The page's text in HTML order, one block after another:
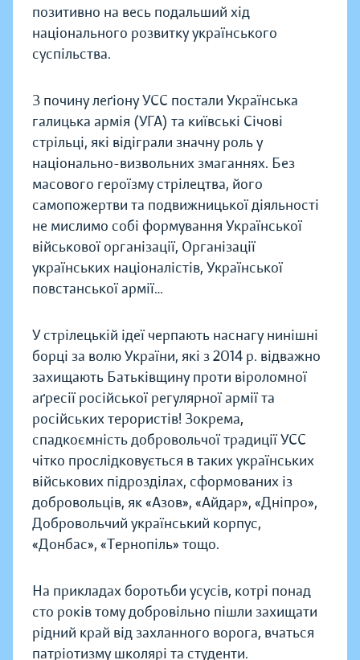
позитивно на весь подальший хiд
нацiонального розвитку українського
суспiльства.
З почину леґіону УСС постали Українська
галицька армія (УГА) та київськi Сiчовi
стрiльцi, які відіграли значну роль у
національно-визвольних змаганнях. Без
масового героїзму стрілецтва, його
самопожертви та подвижницької діяльності
не мислимо собі формування Української
вiйськової органiзацiї, Органiзацiї
українських нацiоналiстiв, Української
повстанської армiї…
У стрiлецькій ідеї черпають наснагу нинішні
борці за волю України, які з 2014 р. відважно
захищають Батьківщину проти віроломної
аґресії російської регулярної армії та
російських терористів! Зокрема,
спадкоємність добровольчої традиції УСС
чітко прослідковується в таких українських
військових підрозділах, сформованих із
добровольців, як «Азов», «Айдар», «Дніпро»,
Добровольчий український корпус,
«Донбас», «Тернопіль» тощо.
На прикладах боротьби усусів, котрі понад
сто років тому добровільно пішли захищати
рідний край від захланного ворога, вчаться
патріотизму школярі та студенти.